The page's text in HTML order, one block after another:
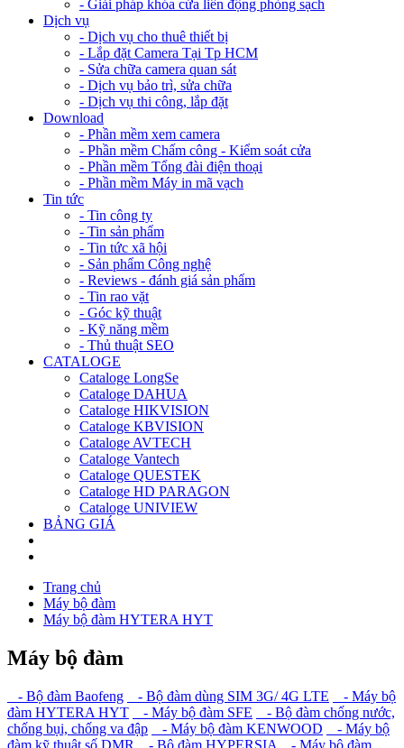
- Giải pháp khóa cửa liên động phòng sạch
Dịch vụ
- Dịch vụ cho thuê thiết bị
- Lắp đặt Camera Tại Tp HCM
- Sửa chữa camera quan sát
- Dịch vụ bảo trì, sửa chữa
- Dịch vụ thi công, lắp đặt
Download
- Phần mềm xem camera
- Phần mềm Chấm công - Kiểm soát cửa
- Phần mềm Tổng đài điện thoại
- Phần mềm Máy in mã vạch
Tin tức
- Tin công ty
- Tin sản phẩm
- Tin tức xã hội
- Sản phẩm Công nghệ
- Reviews - đánh giá sản phẩm
- Tin rao vặt
- Góc kỹ thuật
- Kỹ năng mềm
- Thủ thuật SEO
CATALOGE
Cataloge LongSe
Cataloge DAHUA
Cataloge HIKVISION
Cataloge KBVISION
Cataloge AVTECH
Cataloge Vantech
Cataloge QUESTEK
Cataloge HD PARAGON
Cataloge UNIVIEW
BẢNG GIÁ
Trang chủ
Máy bộ đàm
Máy bộ đàm HYTERA HYT
Máy bộ đàm
- Bộ đàm Baofeng - Bộ đàm dùng SIM 3G/ 4G LTE
- Máy bộ
đàm HYTERA HYT
- Máy bộ đàm SFE
- Bộ đàm chống nước,
chống bụi, chống va đập
- Máy bộ đàm KENWOOD
- Máy bộ
đàm kỹ thuật số DMR
- Bộ đàm HYPERSIA
- Máy bộ đàm